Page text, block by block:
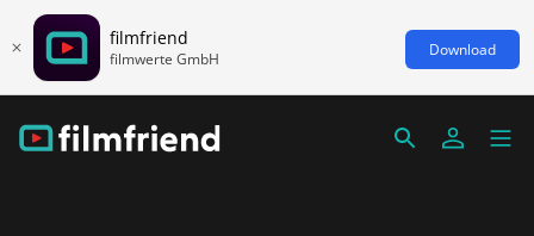
filmfriend
filmwerte GmbH Download